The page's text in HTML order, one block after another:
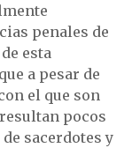
penales de
esta
a pesar de
el que son
pocos
sacerdotes y